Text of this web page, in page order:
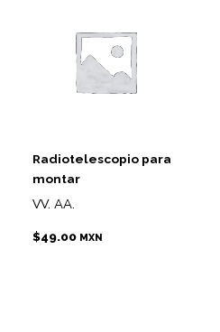
Radiotelescopio para
montar
VV. AA.
$49.00 MXN